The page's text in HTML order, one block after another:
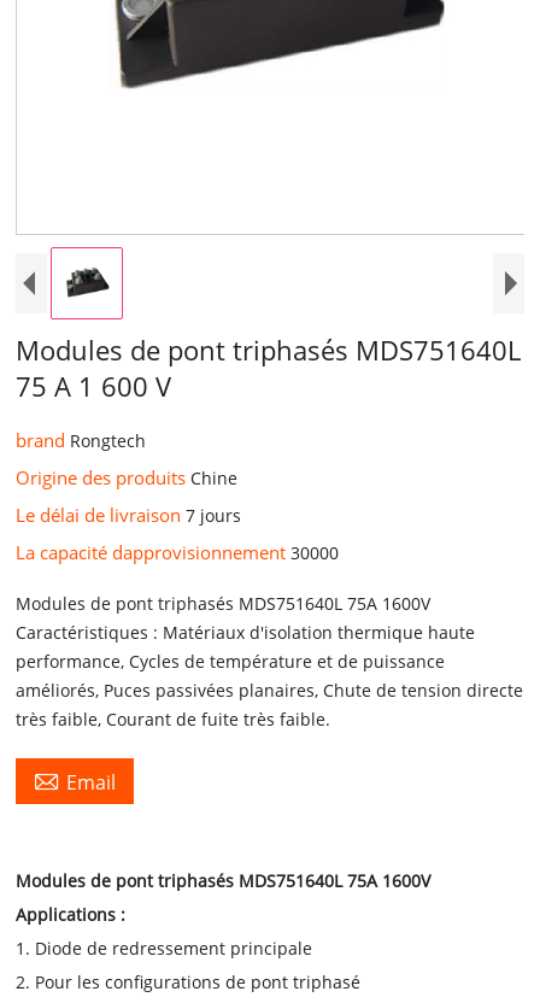
Modules de pont triphasés MDS751640L
75 A 1 600 V
brand Rongtech
Origine des produitsChine
Le délai de livraison7 jours
La capacité dapprovisionnement30000
Modules de pont triphasés MDS751640L 75A 1600V
Caractéristiques : Matériaux d'isolation thermique haute
performance, Cycles de température et de puissance
améliorés, Puces passivées planaires, Chute de tension directe
très faible, Courant de fuite très faible.
 Email
Modules de pont triphasés MDS751640L 75A 1600V
Applications :
1. Diode de redressement principale
2. Pour les configurations de pont triphasé